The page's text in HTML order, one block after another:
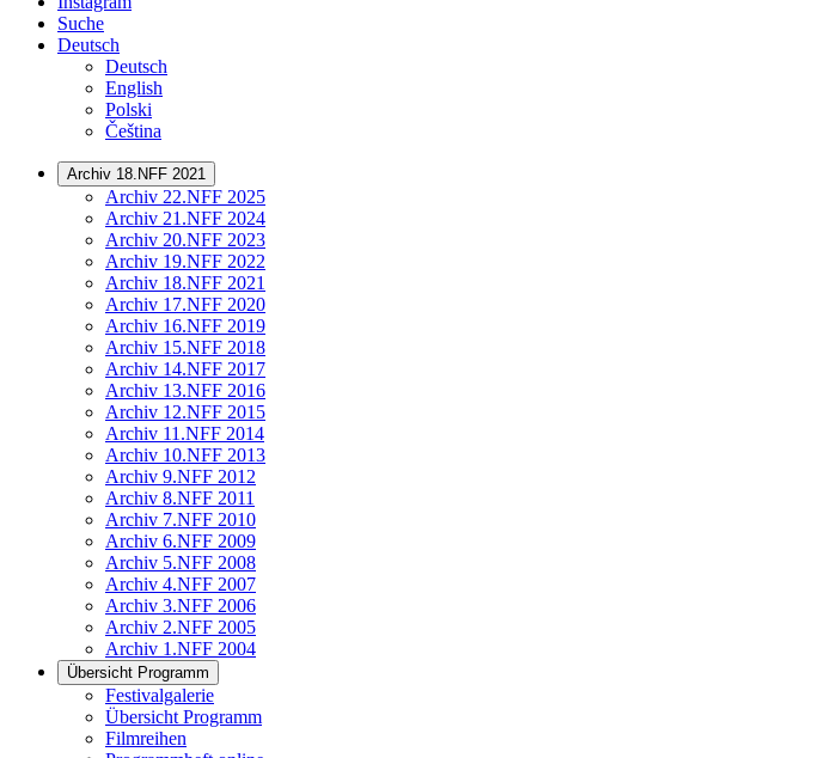
Suche
Deutsch
Deutsch
English
Polski
Čeština
Archiv 18.NFF 2021
Archiv 22.NFF 2025
Archiv 21.NFF 2024
Archiv 20.NFF 2023
Archiv 19.NFF 2022
Archiv 18.NFF 2021
Archiv 17.NFF 2020
Archiv 16.NFF 2019
Archiv 15.NFF 2018
Archiv 14.NFF 2017
Archiv 13.NFF 2016
Archiv 12.NFF 2015
Archiv 11.NFF 2014
Archiv 10.NFF 2013
Archiv 9.NFF 2012
Archiv 8.NFF 2011
Archiv 7.NFF 2010
Archiv 6.NFF 2009
Archiv 5.NFF 2008
Archiv 4.NFF 2007
Archiv 3.NFF 2006
Archiv 2.NFF 2005
Archiv 1.NFF 2004
Übersicht Programm
Festivalgalerie
Übersicht Programm
Filmreihen